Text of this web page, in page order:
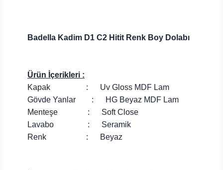
Badella Kadim D1 C2 Hitit Renk Boy Dolabı
Ürün İçerikleri :
Kapak : Uv Gloss MDF Lam
Gövde Yanlar : HG Beyaz MDF Lam
Menteşe : Soft Close
Lavabo : Seramik
Renk : Beyaz